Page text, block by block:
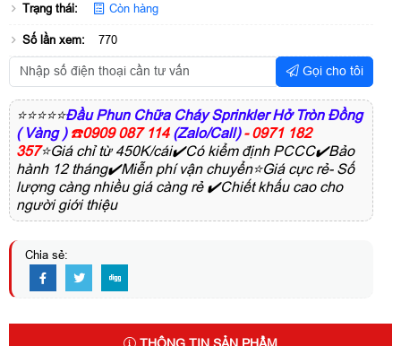
Trạng thái: Còn hàng
Số lần xem: 770
Gọi cho tôi
⭐⭐⭐⭐⭐Đầu Phun Chữa Cháy Sprinkler Hở Tròn Đồng
( Vàng ) ☎️0909 087 114 (Zalo/Call) - 0971 182
357⭐Giá chỉ từ 450K/cái✔️Có kiểm định PCCC✔️Bảo
hành 12 tháng✔️Miễn phí vận chuyển⭐Giá cực rẻ- Số
lượng càng nhiều giá càng rẻ ✔️Chiết khấu cao cho
người giới thiệu
Chia sẻ:
THÔNG TIN SẢN PHẨM